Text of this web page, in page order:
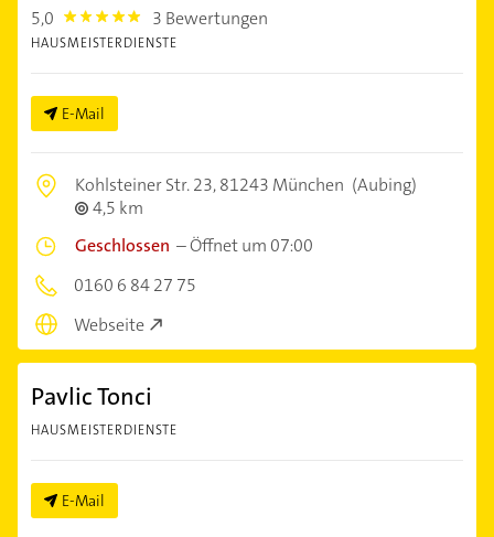
5,0 5.0 3 Bewertungen
HAUSMEISTERDIENSTE
E-Mail
Kohlsteiner Str. 23,81243 München (Aubing)
4,5 km
Geschlossen –Öffnet um 07:00
0160 6 84 27 75
Webseite
Pavlic Tonci
HAUSMEISTERDIENSTE
E-Mail